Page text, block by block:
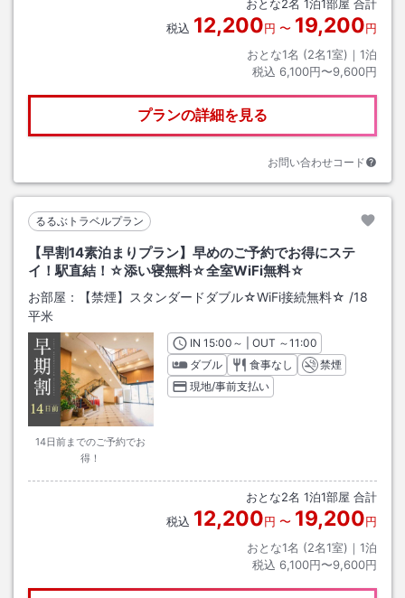
おとな2名 1泊1部屋 合計
税込 12,200円 〜 19,200円
おとな1名 (2名1室)｜ 1泊
税込 6,100円〜9,600円
プランの詳細を見る
お問い合わせコード
るるぶトラベルプラン
【早割14素泊まりプラン】早めのご予約でお得にステ
イ！駅直結！☆添い寝無料☆全室WiFi無料☆
お部屋： 【禁煙】スタンダードダブル☆WiFi接続無料☆ /18
平米
14日前までのご予約でお
得！
INチェックイン
15:00 ～ | OUT チェックアウト
～11:00
ダブル
食事なし
禁煙
現地/事前支払い
おとな2名 1泊1部屋 合計
税込 12,200円 〜 19,200円
おとな1名 (2名1室)｜ 1泊
税込 6,100円〜9,600円